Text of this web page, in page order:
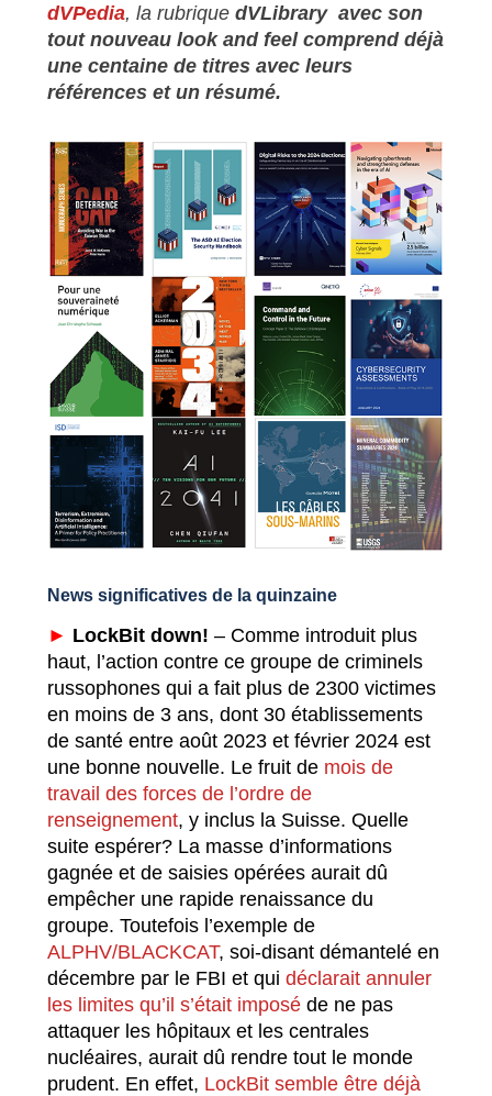
dVPedia, la rubrique dVLibrary avec son
tout nouveau look and feel comprend déjà
une centaine de titres avec leurs
références et un résumé.
News significatives de la quinzaine
► LockBit down! – Comme introduit plus
haut, l’action contre ce groupe de criminels
russophones qui a fait plus de 2300 victimes
en moins de 3 ans, dont 30 établissements
de santé entre août 2023 et février 2024 est
une bonne nouvelle. Le fruit de mois de
travail des forces de l’ordre de
renseignement, y inclus la Suisse. Quelle
suite espérer? La masse d’informations
gagnée et de saisies opérées aurait dû
empêcher une rapide renaissance du
groupe. Toutefois l’exemple de
ALPHV/BLACKCAT, soi-disant démantelé en
décembre par le FBI et qui déclarait annuler
les limites qu’il s’était imposéde ne pas
attaquer les hôpitaux et les centrales
nucléaires, aurait dû rendre tout le monde
prudent. En effet, LockBit semble être déjà